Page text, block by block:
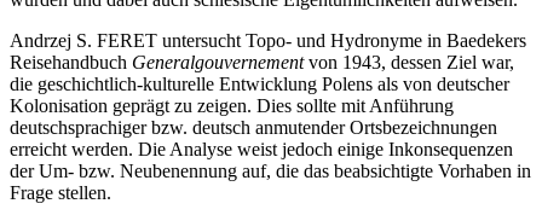
Andrzej S. FERET untersucht Topo- und Hydronyme in Baedekers
Reisehandbuch Generalgouvernementvon 1943, dessen Ziel war,
die geschichtlich-kulturelle Entwicklung Polens als von deutscher
Kolonisation geprägt zu zeigen. Dies sollte mit Anführung
deutschsprachiger bzw. deutsch anmutender Ortsbezeichnungen
erreicht werden. Die Analyse weist jedoch einige Inkonsequenzen
der Um- bzw. Neubenennung auf, die das beabsichtigte Vorhaben in
Frage stellen.